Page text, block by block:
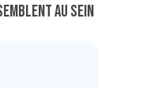
au sein